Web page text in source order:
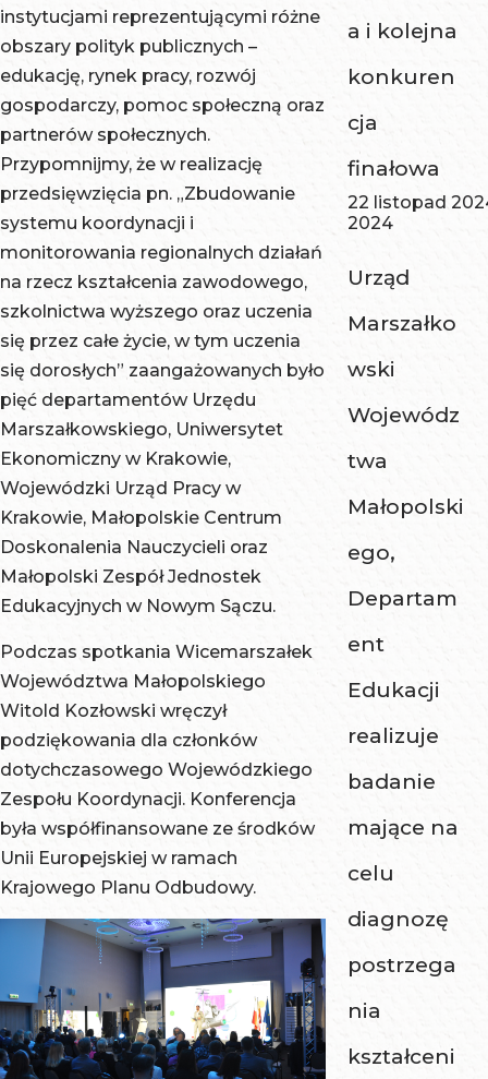
instytucjami reprezentującymi różne
obszary polityk publicznych –
edukację, rynek pracy, rozwój
gospodarczy, pomoc społeczną oraz
partnerów społecznych.
Przypomnijmy, że w realizację
przedsięwzięcia pn. „Zbudowanie
systemu koordynacji i
monitorowania regionalnych działań
na rzecz kształcenia zawodowego,
szkolnictwa wyższego oraz uczenia
się przez całe życie, w tym uczenia
się dorosłych” zaangażowanych było
pięć departamentów Urzędu
Marszałkowskiego, Uniwersytet
Ekonomiczny w Krakowie,
Wojewódzki Urząd Pracy w
Krakowie, Małopolskie Centrum
Doskonalenia Nauczycieli oraz
Małopolski Zespół Jednostek
Edukacyjnych w Nowym Sączu.
Podczas spotkania Wicemarszałek
Województwa Małopolskiego
Witold Kozłowski wręczył
podziękowania dla członków
dotychczasowego Wojewódzkiego
Zespołu Koordynacji. Konferencja
była współfinansowane ze środków
Unii Europejskiej w ramach
Krajowego Planu Odbudowy.
a i kolejna
konkuren
cja
finałowa
22 listopad
2024
Urząd
Marszałko
wski
Wojewódz
twa
Małopolski
ego,
Departam
ent
Edukacji
realizuje
badanie
mające na
celu
diagnozę
postrzega
nia
kształceni